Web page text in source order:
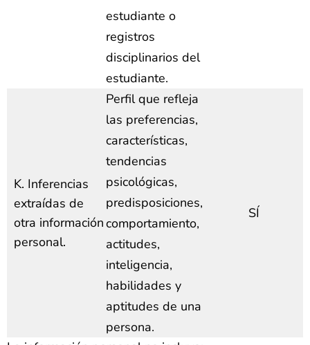
estudiante o
registros
disciplinarios del
estudiante.
K. Inferencias
extraídas de
otra información
personal.
Perfil que refleja
las preferencias,
características,
tendencias
psicológicas,
predisposiciones,
comportamiento,
actitudes,
inteligencia,
habilidades y
aptitudes de una
persona.
SÍ